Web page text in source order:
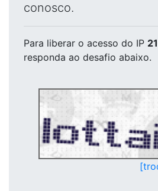
conosco.
Para liberar o acesso do IP
responda ao desafio abaixo.